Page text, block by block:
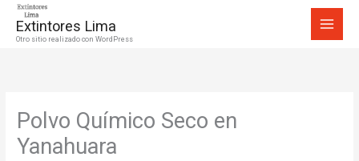
Extintores Lima
Otro sitio realizado con WordPress
Polvo Químico Seco en
Yanahuara